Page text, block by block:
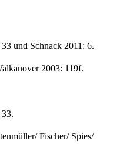
und Schnack 2011: 6.
2003: 119f.
Fischer/ Spies/